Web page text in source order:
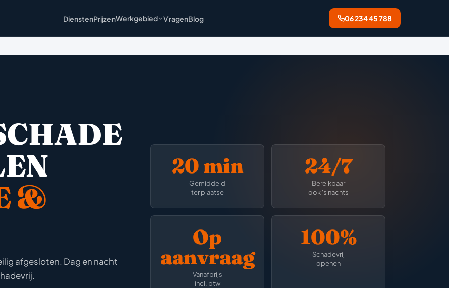
DienstenPrijzenWerkgebied VragenBlog 06 234 45 788
&
afgesloten. Dag en nacht
20 min
Gemiddeld
ter plaatse
24/7
Bereikbaar
ook 's nachts
Op
aanvraag
Vanafprijs
incl. btw
100%
Schadevrij
openen